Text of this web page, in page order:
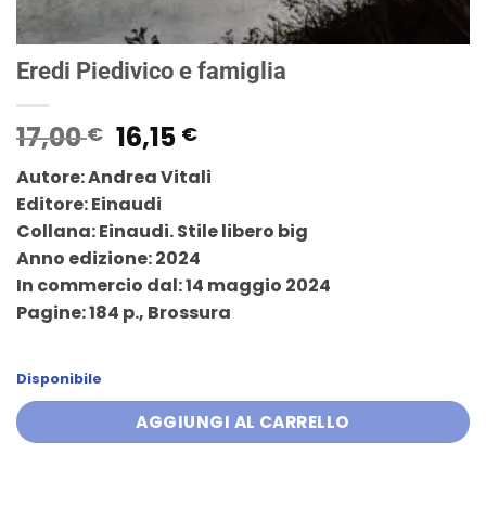
Eredi Piedivico e famiglia
17,00€ Il
prezzo
originale
era:
17,00 €.
16,15 €Il
prezzo
attuale
è:
16,15 €.
Autore: Andrea Vitali
Editore: Einaudi
Collana: Einaudi. Stile libero big
Anno edizione: 2024
In commercio dal: 14 maggio 2024
Pagine: 184 p., Brossura
Disponibile
AGGIUNGI AL CARRELLO